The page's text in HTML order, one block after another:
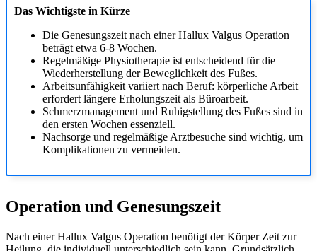
Das Wichtigste in Kürze
Die Genesungszeit nach einer Hallux Valgus Operation
beträgt etwa 6-8 Wochen.
Regelmäßige Physiotherapie ist entscheidend für die
Wiederherstellung der Beweglichkeit des Fußes.
Arbeitsunfähigkeit variiert nach Beruf: körperliche Arbeit
erfordert längere Erholungszeit als Büroarbeit.
Schmerzmanagement und Ruhigstellung des Fußes sind in
den ersten Wochen essenziell.
Nachsorge und regelmäßige Arztbesuche sind wichtig, um
Komplikationen zu vermeiden.
Operation und Genesungszeit
Nach einer Hallux Valgus Operation benötigt der Körper Zeit zur